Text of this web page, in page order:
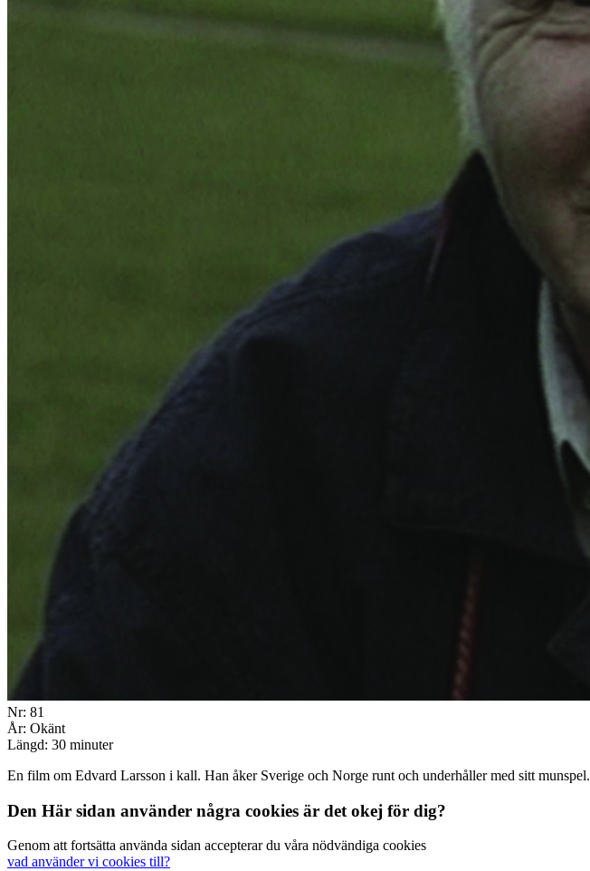
Nr: 81
År: Okänt
Längd: 30 minuter
En film om Edvard Larsson i kall. Han åker Sverige och Norge runt och underhåller med sitt munspel.
Den Här sidan använder några cookies är det okej för dig?
Genom att fortsätta använda sidan accepterar du våra nödvändiga cookies
vad använder vi cookies till?